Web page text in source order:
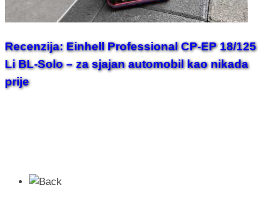
Recenzija: Einhell Professional CP-EP 18/125
Li BL-Solo – za sjajan automobil kao nikada
prije